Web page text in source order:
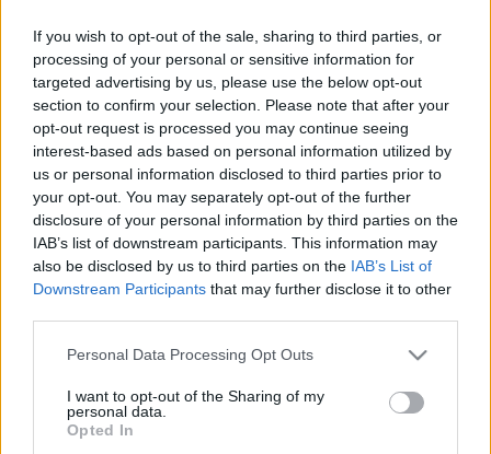
If you wish to opt-out of the sale, sharing to third parties, or
processing of your personal or sensitive information for
targeted advertising by us, please use the below opt-out
section to confirm your selection. Please note that after your
opt-out request is processed you may continue seeing
interest-based ads based on personal information utilized by
us or personal information disclosed to third parties prior to
your opt-out. You may separately opt-out of the further
disclosure of your personal information by third parties on the
IAB’s list of downstream participants. This information may
also be disclosed by us to third parties on the IAB’s List of
Downstream Participants that may further disclose it to other
Please note that this website/app uses one or more Google
not limited to your visit or usage behaviour. You may click to
grant or deny consent to Google and its third-party tags to
use your data for below specified purposes in below Google
Personal Data Processing Opt Outs
I want to opt-out of the Sharing of my
personal data.
Opted In
operája próbái során mutatja be ezt az érdekfeszítő
folyamatot. Az alkotás Puccini életművének gyöngyszeme,
a Triptichon harmadik darabja: fantasztikus életkép, igazi
vígopera a korabeli Firenzéről, a guelfek és ghibellinek
társadalmáról, az emberi gyarlóság és kapzsiság példája,
egyszersmind a bölcs ravaszság jótéteménye egy nemes
cél érdekében. Az egyfelvonásos opera Holló Mariann
zongorakíséretével hangzik el, s az érdeklődők a próbákat
február 22-én és március 1-jén, 19 órától, az előadást pedig
március 8-án, szintén este héttől kísérhetik figyelemmel az
Óbudai Társaskörben.
(2007. március 8. 19:00 Óbudai Társaskör (Budapest) -